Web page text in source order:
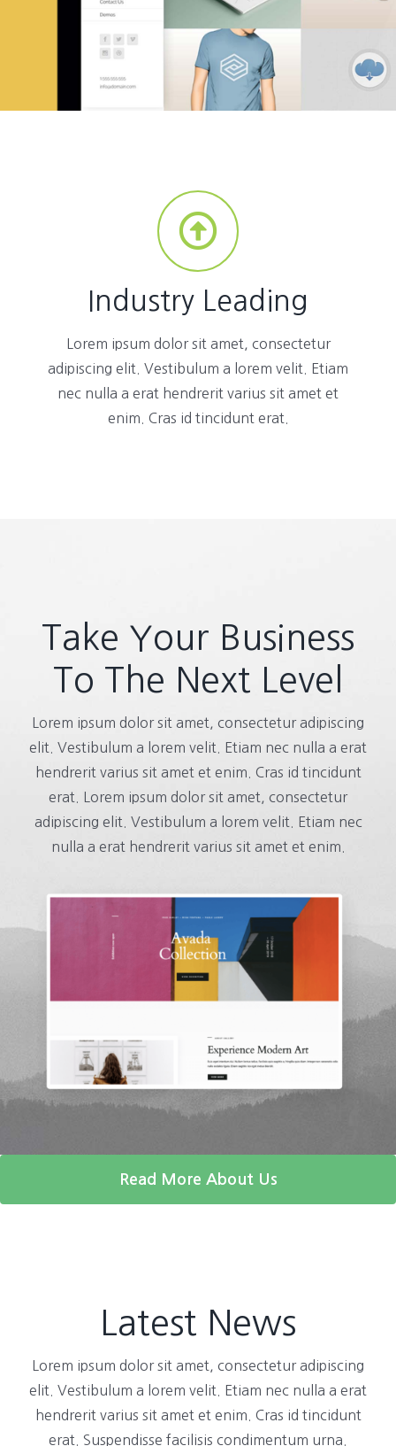
Industry Leading
Lorem ipsum dolor sit amet, consectetur
adipiscing elit. Vestibulum a lorem velit. Etiam
nec nulla a erat hendrerit varius sit amet et
enim. Cras id tincidunt erat.
Take Your Business
To The Next Level
Lorem ipsum dolor sit amet, consectetur adipiscing
elit. Vestibulum a lorem velit. Etiam nec nulla a erat
hendrerit varius sit amet et enim. Cras id tincidunt
erat. Lorem ipsum dolor sit amet, consectetur
adipiscing elit. Vestibulum a lorem velit. Etiam nec
nulla a erat hendrerit varius sit amet et enim.
Read More About Us
Latest News
Lorem ipsum dolor sit amet, consectetur adipiscing
elit. Vestibulum a lorem velit. Etiam nec nulla a erat
hendrerit varius sit amet et enim. Cras id tincidunt
erat. Suspendisse facilisis condimentum urna.